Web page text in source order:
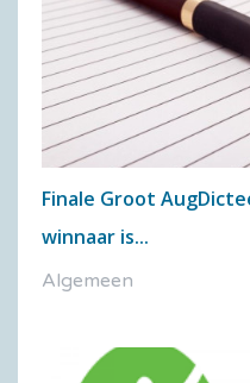
Finale Groot
winnaar is...
Algemeen